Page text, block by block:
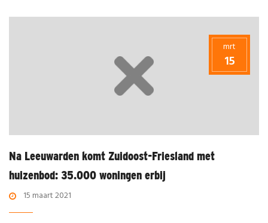
mrt
15
Na Leeuwarden komt Zuidoost-Friesland met
huizenbod: 35.000 woningen erbij
15 maart 2021